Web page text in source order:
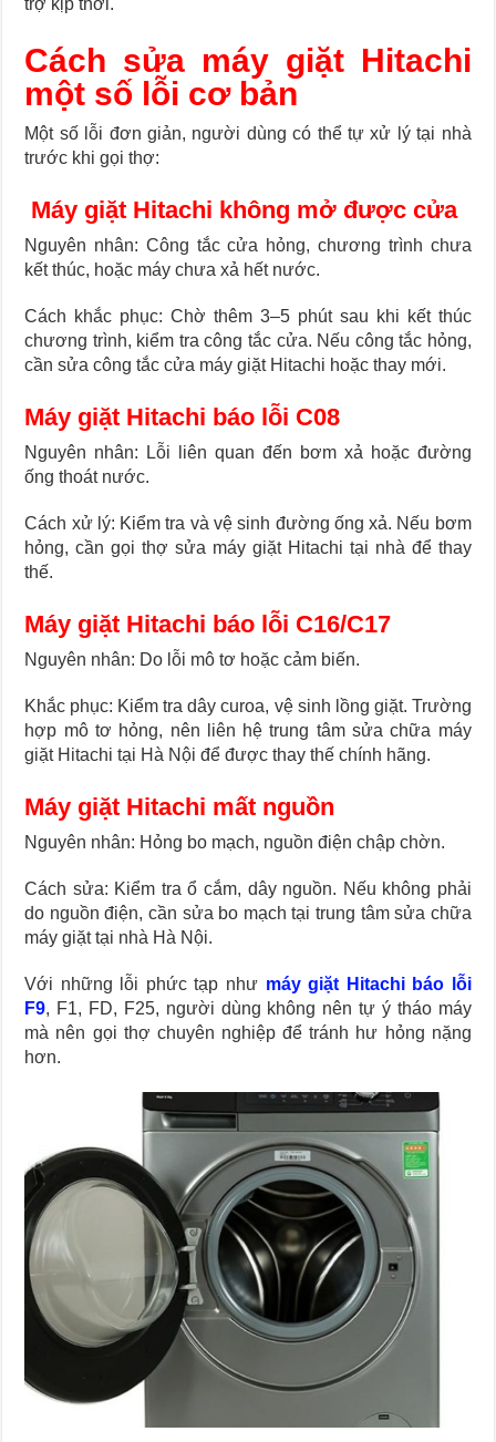
trợ kịp thời.
Cách sửa máy giặt Hitachi
một số lỗi cơ bản
Một số lỗi đơn giản, người dùng có thể tự xử lý tại nhà
trước khi gọi thợ:
Máy giặt Hitachi không mở được cửa
Nguyên nhân: Công tắc cửa hỏng, chương trình chưa
kết thúc, hoặc máy chưa xả hết nước.
Cách khắc phục: Chờ thêm 3–5 phút sau khi kết thúc
chương trình, kiểm tra công tắc cửa. Nếu công tắc hỏng,
cần sửa công tắc cửa máy giặt Hitachi hoặc thay mới.
Máy giặt Hitachi báo lỗi C08
Nguyên nhân: Lỗi liên quan đến bơm xả hoặc đường
ống thoát nước.
Cách xử lý: Kiểm tra và vệ sinh đường ống xả. Nếu bơm
hỏng, cần gọi thợ sửa máy giặt Hitachi tại nhà để thay
thế.
Máy giặt Hitachi báo lỗi C16/C17
Nguyên nhân: Do lỗi mô tơ hoặc cảm biến.
Khắc phục: Kiểm tra dây curoa, vệ sinh lồng giặt. Trường
hợp mô tơ hỏng, nên liên hệ trung tâm sửa chữa máy
giặt Hitachi tại Hà Nội để được thay thế chính hãng.
Máy giặt Hitachi mất nguồn
Nguyên nhân: Hỏng bo mạch, nguồn điện chập chờn.
Cách sửa: Kiểm tra ổ cắm, dây nguồn. Nếu không phải
do nguồn điện, cần sửa bo mạch tại trung tâm sửa chữa
máy giặt tại nhà Hà Nội.
Với những lỗi phức tạp như máy giặt Hitachi báo lỗi
F9, F1, FD, F25, người dùng không nên tự ý tháo máy
mà nên gọi thợ chuyên nghiệp để tránh hư hỏng nặng
hơn.